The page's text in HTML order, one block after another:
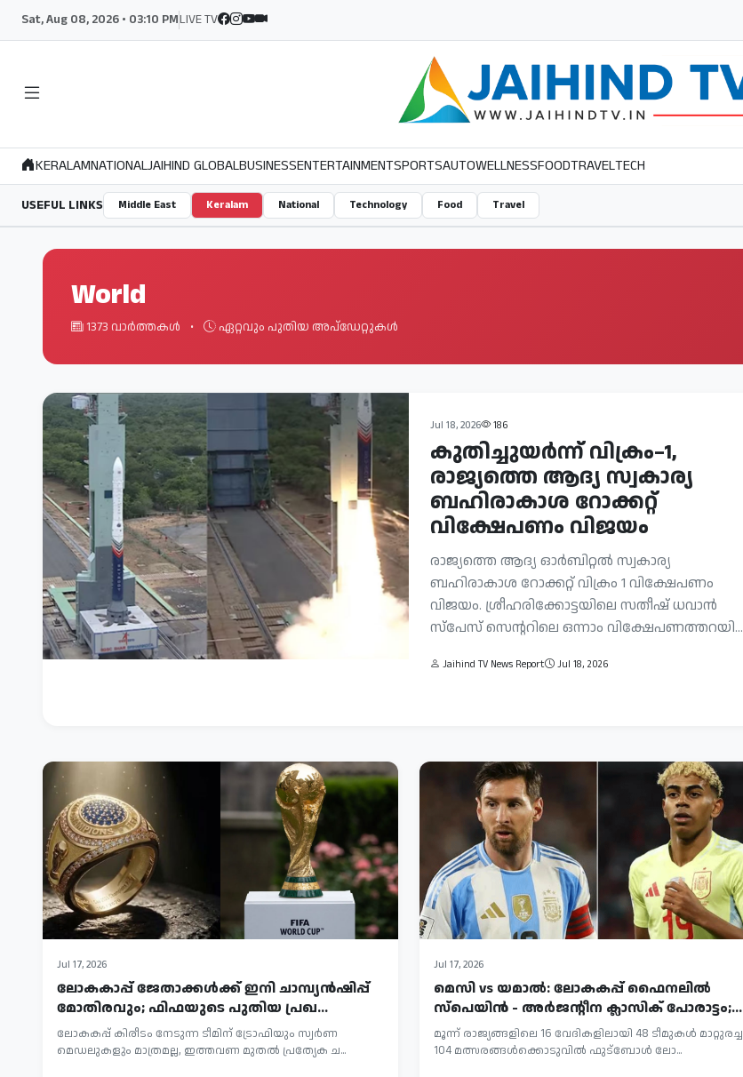
Sat, Aug 08, 2026 • 03:10 PMLIVE TV
KERALAMNATIONALJAIHIND GLOBALBUSINESSENTERTAINMENTSPORTSAUTOWELLNESSFOODTRAVELTECH
USEFUL LINKS Middle East Keralam National Technology Food Travel
World
1373 വാർത്തകൾ • ഏറ്റവും പുതിയ അപ്ഡേറ്റുകൾ
Jul 18, 2026 186
കുതിച്ചുയർന്ന് വിക്രം–1,
രാജ്യത്തെ ആദ്യ സ്വകാര്യ
ബഹിരാകാശ റോക്കറ്റ്
വിക്ഷേപണം വിജയം
രാജ്യത്തെ ആദ്യ ഓര്‍ബിറ്റല്‍ സ്വകാര്യ
ബഹിരാകാശ റോക്കറ്റ് വിക്രം 1 വിക്ഷേപണം
വിജയം. ശ്രീഹരിക്കോട്ടയിലെ സതീഷ് ധവാൻ
സ്പേസ് സെന്ററിലെ ഒന്നാം വിക്ഷേപണത്തറയി...
Jaihind TV News Report Jul 18, 2026
Jul 17, 2026
ലോകകാപ്പ് ജേതാക്കൾക്ക് ഇനി ചാമ്പ്യൻഷിപ്പ്
മോതിരവും; ഫിഫയുടെ പുതിയ പ്രഖ...
ലോകകപ്പ് കിരീടം നേടുന്ന ടീമിന് ട്രോഫിയും സ്വർണ
മെഡലുകളും മാത്രമല്ല, ഇത്തവണ മുതൽ പ്രത്യേക ച...
Jul 17, 2026
മെസി vs യമാൽ: ലോകകപ്പ് ഫൈനലിൽ
സ്പെയിൻ - അർജന്റീന ക്ലാസിക് പോരാട്ടം;
കാ...
മൂന്ന് രാജ്യങ്ങളിലെ 16 വേദികളിലായി 48 ടീമുകൾ മാറ്റുരച്ച
104 മത്സരങ്ങൾക്കൊടുവിൽ ഫുട്‌ബോൾ ലോ...